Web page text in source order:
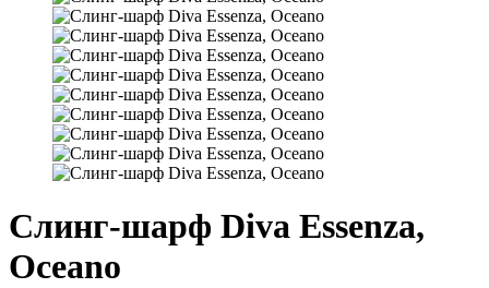
Слинг-шарф Diva Essenza,
Oceano